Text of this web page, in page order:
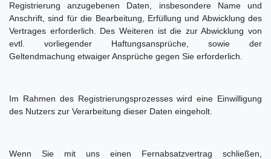
Registrierung anzugebenen Daten, insbesondere Name und
Anschrift, sind für die Bearbeitung, Erfüllung und Abwicklung des
Vertrages erforderlich. Des Weiteren ist die zur Abwicklung von
evtl. vorliegender Haftungsansprüche, sowie der
Geltendmachung etwaiger Ansprüche gegen Sie erforderlich.
Im Rahmen des Registrierungsprozesses wird eine Einwilligung
des Nutzers zur Verarbeitung dieser Daten eingeholt.
Wenn Sie mit uns einen Fernabsatzvertrag schließen,